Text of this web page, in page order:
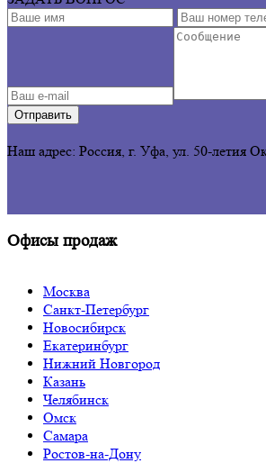
Отправить
Наш адрес: Россия, г. Уфа, ул. 50-летия
Офисы продаж
Москва
Санкт-Петербург
Новосибирск
Екатеринбург
Нижний Новгород
Казань
Челябинск
Омск
Самара
Ростов-на-Дону